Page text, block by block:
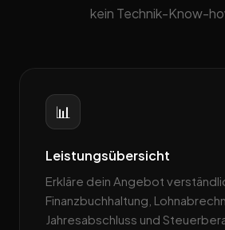
kein Technik-Know-
📊
Leistungsübersicht
Erkläre dein Angebot
Finanzbuchhaltung,
Jahresabschluss und